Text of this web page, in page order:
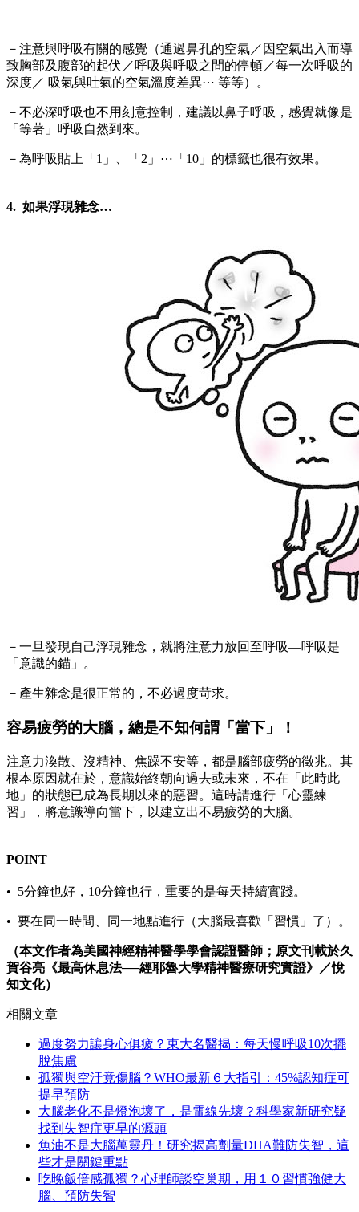
－注意與呼吸有關的感覺（通過鼻孔的空氣／因空氣出入而導
致胸部及腹部的起伏／呼吸與呼吸之間的停頓／每一次呼吸的
深度／ 吸氣與吐氣的空氣溫度差異⋯ 等等）。
－不必深呼吸也不用刻意控制，建議以鼻子呼吸，感覺就像是
「等著」呼吸自然到來。
－為呼吸貼上「1」、「2」⋯「10」的標籤也很有效果。
4. 如果浮現雜念…
－一旦發現自己浮現雜念，就將注意力放回至呼吸—呼吸是
「意識的錨」。
－產生雜念是很正常的，不必過度苛求。
容易疲勞的大腦，總是不知何謂「當下」！
注意力渙散、沒精神、焦躁不安等，都是腦部疲勞的徵兆。其
根本原因就在於，意識始終朝向過去或未來，不在「此時此
地」的狀態已成為長期以來的惡習。這時請進行「心靈練
習」，將意識導向當下，以建立出不易疲勞的大腦。
POINT
• 5分鐘也好，10分鐘也行，重要的是每天持續實踐。
• 要在同一時間、同一地點進行（大腦最喜歡「習慣」了）。
（本文作者為美國神經精神醫學學會認證醫師；原文刊載於久
賀谷亮《最高休息法──經耶魯大學精神醫療研究實證》／悅
知文化）
相關文章
過度努力讓身心俱疲？東大名醫揭：每天慢呼吸10次擺
脫焦慮
孤獨與空汙竟傷腦？WHO最新６大指引：45%認知症可
提早預防
大腦老化不是燈泡壞了，是電線先壞？科學家新研究疑
找到失智症更早的源頭
魚油不是大腦萬靈丹！研究揭高劑量DHA難防失智，這
些才是關鍵重點
吃晚飯倍感孤獨？心理師談空巢期，用１０習慣強健大
腦、預防失智